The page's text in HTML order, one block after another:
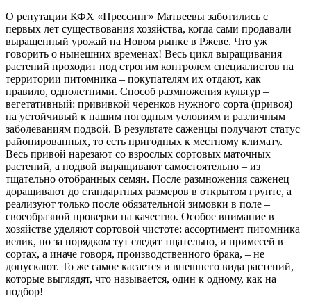
О репутации КФХ «Прессинг» Матвеевы заботились с
первых лет существования хозяйства, когда сами продавали
выращенный урожай на Новом рынке в Ржеве. Что уж
говорить о нынешних временах! Весь цикл выращивания
растений проходит под строгим контролем специалистов на
территории питомника – покупателям их отдают, как
правило, однолетними. Способ размножения культур –
вегетативный: прививкой черенков нужного сорта (привоя)
на устойчивый к нашим погодным условиям и различным
заболеваниям подвой. В результате саженцы получают статус
районированных, то есть пригодных к местному климату.
Весь привой нарезают со взрослых сортовых маточных
растений, а подвой выращивают самостоятельно – из
тщательно отобранных семян. После размножения саженец
доращивают до стандартных размеров в открытом грунте, а
реализуют только после обязательной зимовки в поле –
своеобразной проверки на качество. Особое внимание в
хозяйстве уделяют сортовой чистоте: ассортимент питомника
велик, но за порядком тут следят тщательно, и примесей в
сортах, а иначе говоря, производственного брака, – не
допускают. То же самое касается и внешнего вида растений,
которые выглядят, что называется, один к одному, как на
подбор!